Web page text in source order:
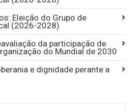
Eleição do Grupo de
(2026-2028)
da participação de
do Mundial de 2030
e dignidade perante a